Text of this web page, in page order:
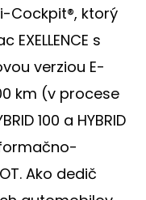
Cockpit®, ktorý
s
verziou E-
km (v procese
100 a HYBRID
Ako dedič